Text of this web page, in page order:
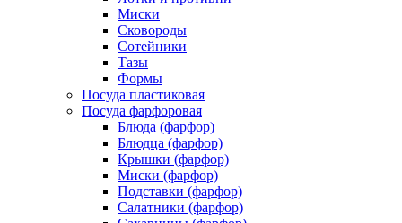
Миски
Сковороды
Сотейники
Тазы
Формы
Посуда пластиковая
Посуда фарфоровая
Блюда (фарфор)
Блюдца (фарфор)
Крышки (фарфор)
Миски (фарфор)
Подставки (фарфор)
Салатники (фарфор)